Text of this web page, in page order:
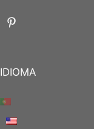
IDIOMA